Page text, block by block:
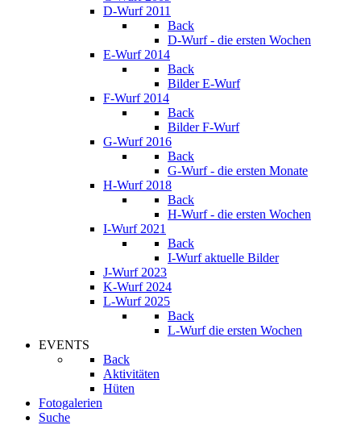
D-Wurf 2011
Back
D-Wurf - die ersten Wochen
E-Wurf 2014
Back
Bilder E-Wurf
F-Wurf 2014
Back
Bilder F-Wurf
G-Wurf 2016
Back
G-Wurf - die ersten Monate
H-Wurf 2018
Back
H-Wurf - die ersten Wochen
I-Wurf 2021
Back
I-Wurf aktuelle Bilder
J-Wurf 2023
K-Wurf 2024
L-Wurf 2025
Back
L-Wurf die ersten Wochen
EVENTS
Back
Aktivitäten
Hüten
Fotogalerien
Suche